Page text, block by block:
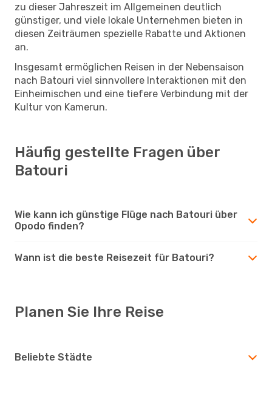
zu dieser Jahreszeit im Allgemeinen deutlich
günstiger, und viele lokale Unternehmen bieten in
diesen Zeiträumen spezielle Rabatte und Aktionen
an.
Insgesamt ermöglichen Reisen in der Nebensaison
nach Batouri viel sinnvollere Interaktionen mit den
Einheimischen und eine tiefere Verbindung mit der
Kultur von Kamerun.
Häufig gestellte Fragen über
Batouri
Wie kann ich günstige Flüge nach Batouri über
Opodo finden?
Wann ist die beste Reisezeit für Batouri?
Planen Sie Ihre Reise
Beliebte Städte